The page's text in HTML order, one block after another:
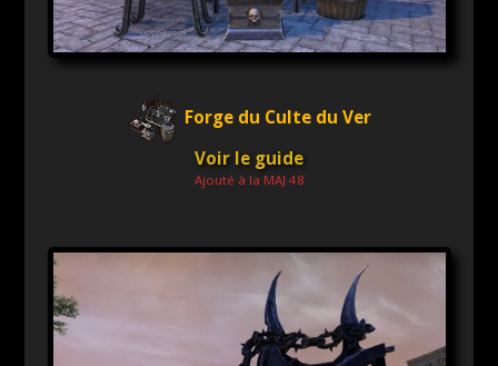
Forge du Culte du Ver
Voir le guide
Ajouté à la MAJ 48